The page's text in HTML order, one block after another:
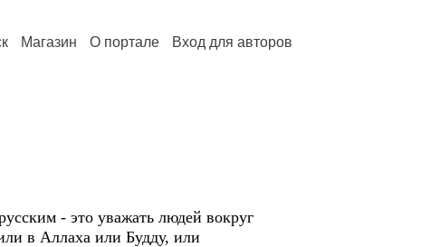
Магазин О портале Вход для авторов
- это уважать людей вокруг
в Аллаха или Будду, или